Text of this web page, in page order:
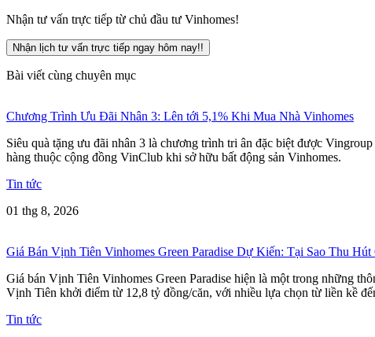
Nhận tư vấn trực tiếp từ chủ đầu tư Vinhomes!
Nhận lịch tư vấn trực tiếp ngay hôm nay!!
Bài viết cùng chuyên mục
Chương Trình Ưu Đãi Nhân 3: Lên tới 5,1% Khi Mua Nhà Vinhomes
Siêu quà tặng ưu đãi nhân 3 là chương trình tri ân đặc biệt được
hàng thuộc cộng đồng VinClub khi sở hữu bất động sản Vinhomes.
Tin tức
01 thg 8, 2026
Giá Bán Vịnh Tiên Vinhomes Green Paradise Dự Kiến: Tại Sao Thu
Giá bán Vịnh Tiên Vinhomes Green Paradise hiện là một trong những
Vịnh Tiên khởi điểm từ 12,8 tỷ đồng/căn, với nhiều lựa chọn từ liền kề
Tin tức